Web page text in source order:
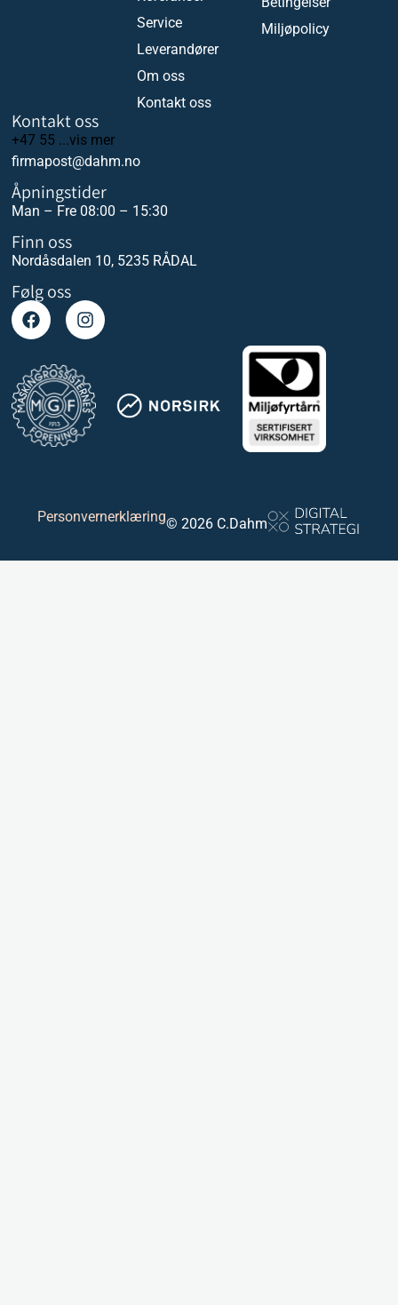
Service
Leverandører
Om oss
Kontakt oss
Miljøpolicy
Kontakt oss
+47 55 ...vis mer
firmapost@dahm.no
Åpningstider
Man – Fre 08:00 – 15:30
Finn oss
Nordåsdalen 10, 5235 RÅDAL
Følg oss
Personvernerklæring© 2026 C.Dahm